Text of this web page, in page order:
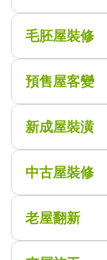
毛胚屋裝修
預售屋客變
新成屋裝潢
中古屋裝修
老屋翻新